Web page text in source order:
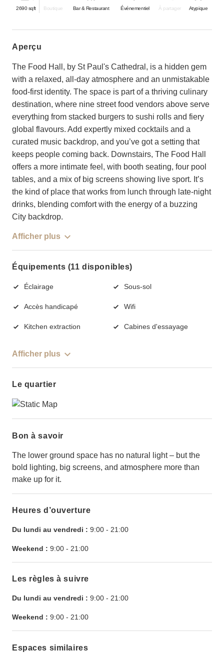
2690 sqft Boutique Bar & Restaurant Événementiel À partager Atypique
aperçu
The Food Hall, by St Paul's Cathedral, is a hidden gem
with a relaxed, all-day atmosphere and an unmistakable
food-first identity. The space is part of a thriving culinary
destination, where nine street food vendors above serve
everything from stacked burgers to sushi rolls and fiery
global flavours. Add expertly mixed cocktails and a
curated music backdrop, and you’ve got a setting that
keeps people coming back. Downstairs, The Food Hall
offers a more intimate feel, with booth seating, four pool
tables, and a mix of big screens showing live sport. It’s
the kind of place that works from lunch through late-night
drinks, blending comfort with the energy of a buzzing
City backdrop.
Afficher plus
Équipements (11 disponibles)
Éclairage Sous-sol
Accès handicapé Wifi
Kitchen extraction Cabines d'essayage
Afficher plus
Le quartier
Bon à savoir
The lower ground space has no natural light – but the
bold lighting, big screens, and atmosphere more than
make up for it.
Heures d’ouverture
Du lundi au vendredi : 9:00 - 21:00
Weekend : 9:00 - 21:00
Les règles à suivre
Du lundi au vendredi : 9:00 - 21:00
Weekend : 9:00 - 21:00
Espaces similaires